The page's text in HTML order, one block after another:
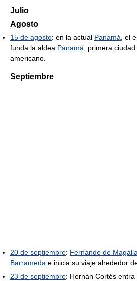
Julio
Agosto
15 de agosto: en la actual Panamá , el
funda la aldea Panamá , primera
americano.
Septiembre
20 de septiembre: Fernando de
Barrameda e inicia su viaje alrededor
23 de septiembre: Hernán Cortés entra